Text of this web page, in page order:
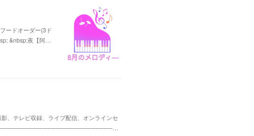
ドオーダー(3ド
&nbsp;夜【阿…
、テレビ収録、ライブ配信、オンラインセ